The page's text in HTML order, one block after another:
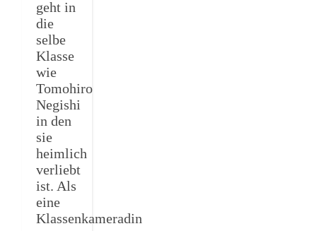
geht in
die
selbe
Klasse
wie
Tomohiro
Negishi
in den
sie
heimlich
verliebt
ist. Als
eine
Klassenkameradin